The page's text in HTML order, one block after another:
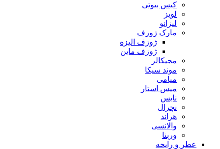
کیس بیوتی
مارک ژوزف
ژوزف الیزه
ژوزف ماین
مجیکالر
موند سیکا
میس استار
والانسی
و رایحه